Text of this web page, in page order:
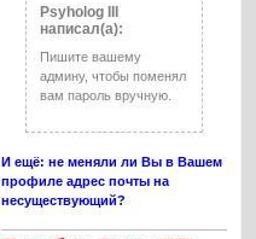
Psyholog III
написал(а):
Пишите вашему
админу, чтобы поменял
вам пароль вручную.
И ещё: не меняли ли Вы в Вашем
профиле адрес почты на
несуществующий?